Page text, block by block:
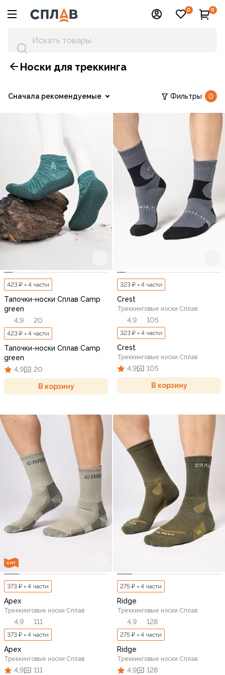
0 0
Носки для треккинга
Сначала рекомендуемые Фильтры 0
423 ₽ × 4 части
Тапочки-носки Сплав Camp
green
4,9
20
423 ₽ × 4 части
Тапочки-носки Сплав Camp
green
4,9
20
В корзину
323 ₽ × 4 части
Crest
Треккинговые носки Сплав
4,9 105
323 ₽ × 4 части
Crest
Треккинговые носки Сплав
4,9 105
В корзину
ХИТ
373 ₽ × 4 части
Apex
Треккинговые носки Сплав
4,9 111
373 ₽ × 4 части
Apex
Треккинговые носки Сплав
4,9 111
275 ₽ × 4 части
Ridge
Треккинговые носки Сплав
4,9 128
275 ₽ × 4 части
Ridge
Треккинговые носки Сплав
4,9 128